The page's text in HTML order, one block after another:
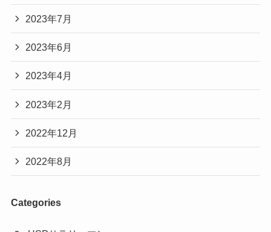
2023年7月
2023年6月
2023年4月
2023年2月
2022年12月
2022年8月
Categories